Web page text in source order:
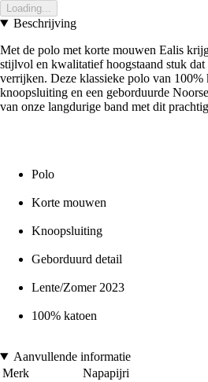
Loading...
Beschrijving
Met de polo met korte mouwen Ealis
stijlvol en kwalitatief hoogstaand stuk
verrijken. Deze klassieke polo van 100%
knoopsluiting en een geborduurde
van onze langdurige band met dit
Polo
Korte mouwen
Knoopsluiting
Geborduurd detail
Lente/Zomer 2023
100% katoen
Aanvullende informatie
Merk
Napapijri